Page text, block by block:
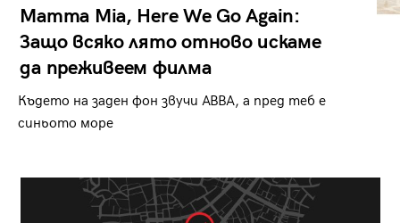
Mamma Mia, Here We Go Again:
Защо всяко лято отново искаме
да преживеем филма
Където на заден фон звучи ABBA, а пред теб е
синьото море